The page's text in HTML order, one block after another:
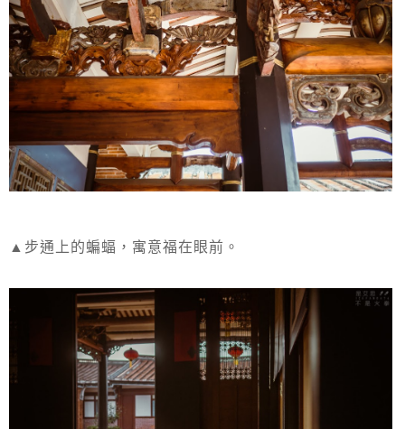
▲步通上的蝙蝠，寓意福在眼前。